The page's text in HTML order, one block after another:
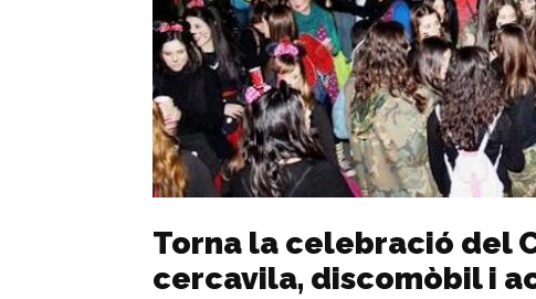
Torna la celebració del
cercavila, discomòbil i